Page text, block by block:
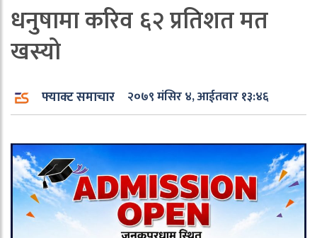
धनुषामा करिव ६२ प्रतिशत मत
खस्यो
फ्याक्ट समाचार २०७९ मंसिर ४, आईतवार १३:४६